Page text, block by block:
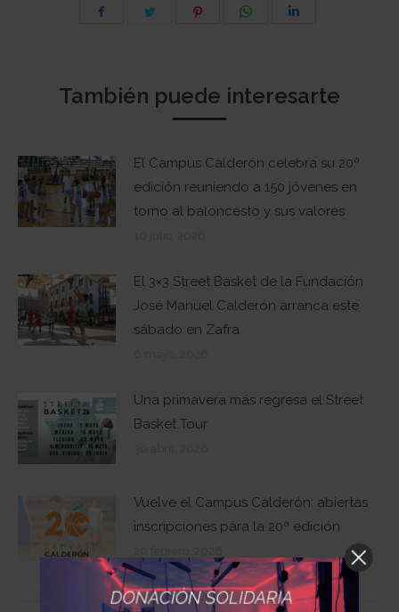
Share
Share
También puede interesarte
El Campus Calderón celebra su 20ª
edición reuniendo a 150 jóvenes en
torno al baloncesto y sus valores
El 3×3 Street Basket de la Fundación
José Manuel Calderón arranca este
sábado en Zafra
Una primavera más regresa el Street
Basket Tour
Vuelve el Campus Calderón: abiertas
inscripciones para la 20ª edición